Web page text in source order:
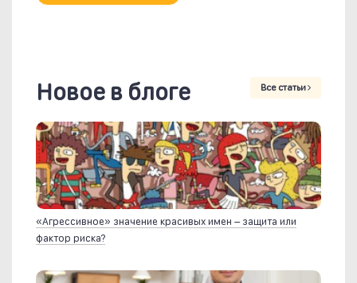
Новое в блоге Все статьи
«Агрессивное» значение красивых имен – защита или
фактор риска?